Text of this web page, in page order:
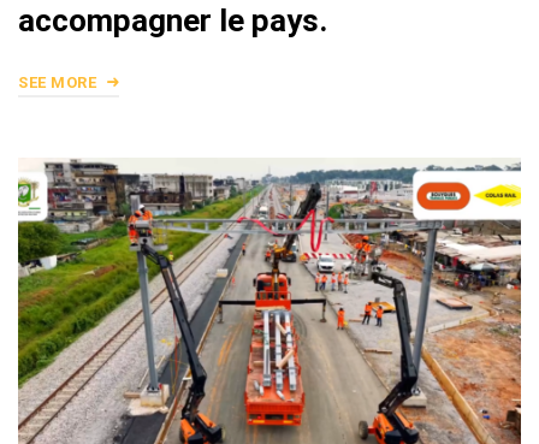
accompagner le pays.
SEE MORE